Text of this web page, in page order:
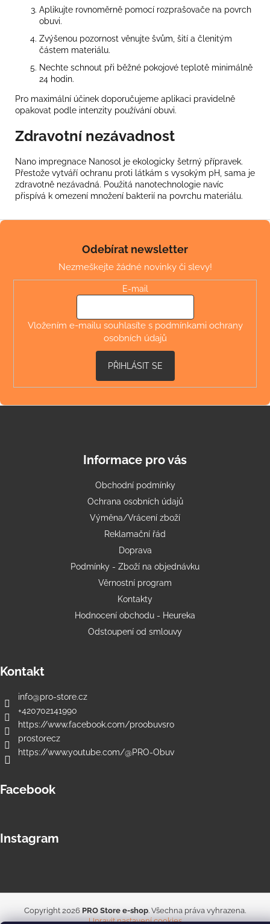
Aplikujte rovnoměrně pomocí rozprašovače na povrch
obuvi.
Zvýšenou pozornost věnujte švům, šití a členitým
částem materiálu.
Nechte schnout při běžné pokojové teplotě minimálně
24 hodin.
Pro maximální účinek doporučujeme aplikaci pravidelně
opakovat podle intenzity používání obuvi.
Zdravotní nezávadnost
Nano impregnace Nanosol je ekologicky šetrný přípravek.
Přestože vytváří ochranu proti látkám s vysokým pH, sama je
zdravotně nezávadná. Použitá nanotechnologie navíc
přispívá k omezení množení bakterií na povrchu materiálu.
Z
Odebírat newsletter
Nezmeškejte žádné novinky či slevy!
E-mail
Vložením e-mailu souhlasíte s podmínkami ochrany
osobních údajů
PŘIHLÁSIT SE
Informace pro vás
Obchodní podmínky
Ochrana osobních údajů
Výměna/Vrácení zboží
Reklamační řád
Doprava
Podmínky - Zboží na objednávku
Věrnostní program
Kontakty
Hodnocení obchodu - Heureka
Odstoupení od smlouvy
Kontakt
info@pro-store.cz
+420702141990
https://www.facebook.com/proobuvsro
prostorecz
https://www.youtube.com/@PRO-Obuv
Facebook
Instagram
Copyright 2026 PRO Store e-shop. Všechna práva vyhrazena.
Upravit nastavení cookies